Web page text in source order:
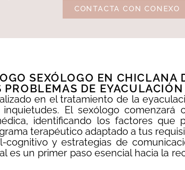
CONTACTA CON CONEXO
SEXÓLOGO EN CHICLANA
DE EYACULACIÓN
en el tratamiento de la
El sexólogo comenzará
identificando los factores que
terapéutico adaptado a tus
y estrategias de
es un primer paso esencial hacia la